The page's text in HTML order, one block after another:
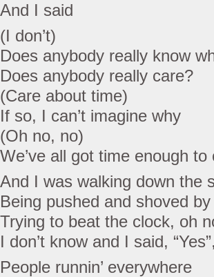
And I said
(I don’t)
Does anybody really know
Does anybody really care?
(Care about time)
If so, I can’t imagine why
(Oh no, no)
We’ve all got time enough to
And I was walking down the
Being pushed and shoved
Trying to beat the clock, oh
I don’t know and I said,
People runnin’ everywhere